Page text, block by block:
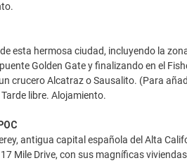
esta hermosa ciudad, incluyendo la
Golden Gate y finalizando en el
crucero Alcatraz o Sausalito. (Para
libre. Alojamiento.
antigua capital española del Alta
Mile Drive, con sus magníficas